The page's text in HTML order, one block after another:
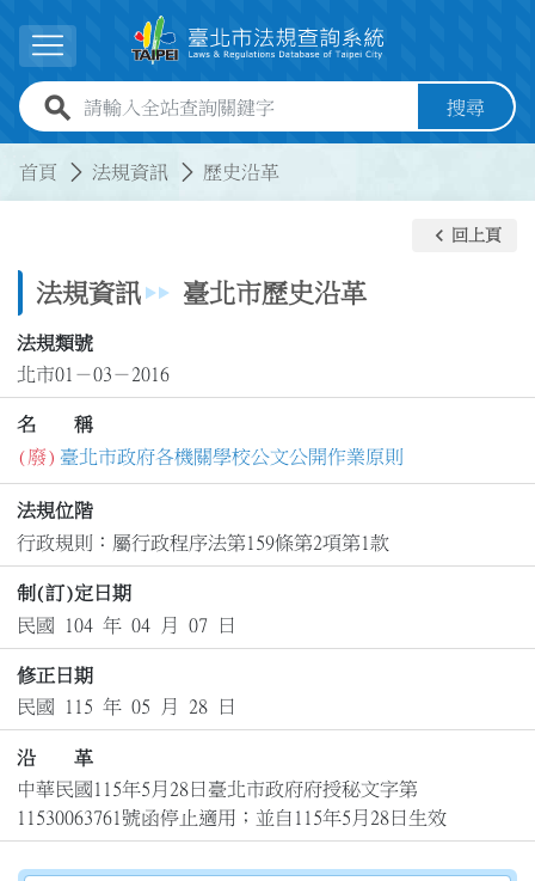
展開選單
全站查詢關鍵字欄位 搜尋
首頁 法規資訊 歷史沿革
法規資訊 臺北市歷史沿革
keyboard_arrow_left 回上頁
法規類號
北市01－03－2016
名 稱
(廢) 臺北市政府各機關學校公文公開作業原則
法規位階
行政規則：屬行政程序法第159條第2項第1款
制(訂)定日期
民國 104 年 04 月 07 日
修正日期
民國 115 年 05 月 28 日
沿 革
中華民國115年5月28日臺北市政府府授秘文字第
11530063761號函停止適用；並自115年5月28日生效